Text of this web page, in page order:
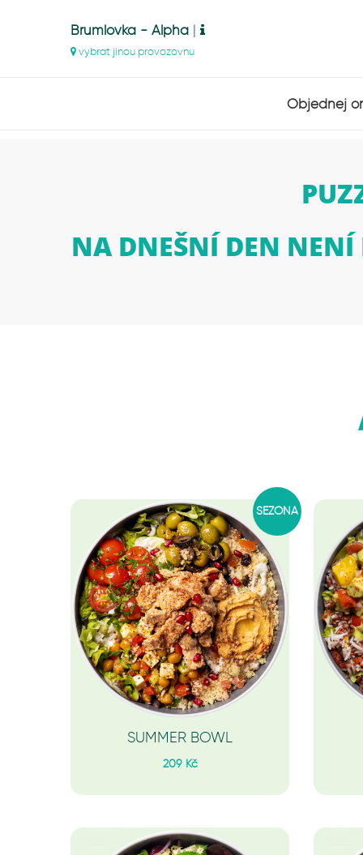
Brumlovka - Alpha |
vybrat jinou provozovnu
Objednej
NA DNEŠNÍ DEN
SEZÓNA
SUMMER BOWL
209 Kč